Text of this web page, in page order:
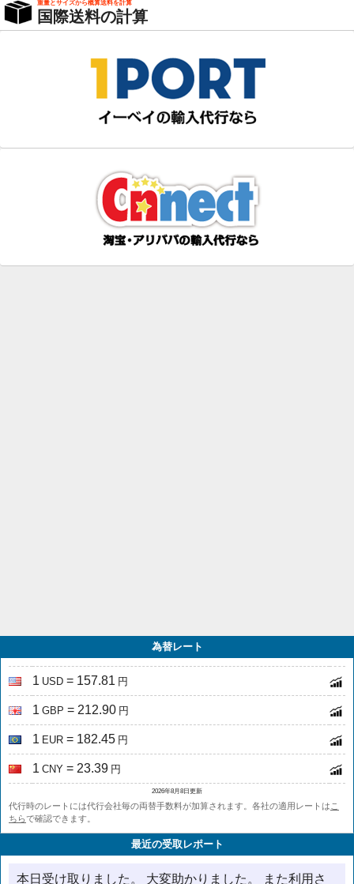
重量とサイズから概算送料を計算
国際送料の計算
為替レート
1 USD = 157.81 円
1 GBP = 212.90 円
1 EUR = 182.45 円
1 CNY = 23.39 円
2026年8月8日更新
代行時のレートには代行会社毎の両替手数料が加算されます。各社の適用レートは こ
ちらで確認できます。
最近の受取レポート
本日受け取りました。 大変助かりました。 また利用さ